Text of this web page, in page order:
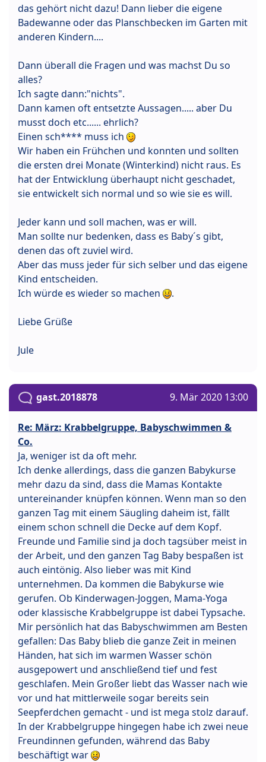
das gehört nicht dazu! Dann lieber die eigene
Badewanne oder das Planschbecken im Garten mit
anderen Kindern....
Dann überall die Fragen und was machst Du so
alles?
Ich sagte dann:"nichts".
Dann kamen oft entsetzte Aussagen..... aber Du
musst doch etc...... ehrlich?
Einen sch**** muss ich
Wir haben ein Frühchen und konnten und sollten
die ersten drei Monate (Winterkind) nicht raus. Es
hat der Entwicklung überhaupt nicht geschadet,
sie entwickelt sich normal und so wie sie es will.
Jeder kann und soll machen, was er will.
Man sollte nur bedenken, dass es Baby´s gibt,
denen das oft zuviel wird.
Aber das muss jeder für sich selber und das eigene
Kind entscheiden.
Ich würde es wieder so machen
.
Liebe Grüße
Jule
gast.2018878 9. Mär 2020 13:00
Re: März: Krabbelgruppe, Babyschwimmen &
Co.
Ja, weniger ist da oft mehr.
Ich denke allerdings, dass die ganzen Babykurse
mehr dazu da sind, dass die Mamas Kontakte
untereinander knüpfen können. Wenn man so den
ganzen Tag mit einem Säugling daheim ist, fällt
einem schon schnell die Decke auf dem Kopf.
Freunde und Familie sind ja doch tagsüber meist in
der Arbeit, und den ganzen Tag Baby bespaßen ist
auch eintönig. Also lieber was mit Kind
unternehmen. Da kommen die Babykurse wie
gerufen. Ob Kinderwagen-Joggen, Mama-Yoga
oder klassische Krabbelgruppe ist dabei Typsache.
Mir persönlich hat das Babyschwimmen am Besten
gefallen: Das Baby blieb die ganze Zeit in meinen
Händen, hat sich im warmen Wasser schön
ausgepowert und anschließend tief und fest
geschlafen. Mein Großer liebt das Wasser nach wie
vor und hat mittlerweile sogar bereits sein
Seepferdchen gemacht - und ist mega stolz darauf.
In der Krabbelgruppe hingegen habe ich zwei neue
Freundinnen gefunden, während das Baby
beschäftigt war